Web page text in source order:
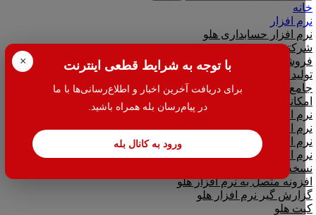
× با توجه به شرایط قطعی اینترنت
برای دریافت آخرین اخبار و اطلاع‌رسانی‌ها با ما
در پیام‌رسان بله همراه باشید.
ورود به کانال بله
خانه
نرم افزار
نرم افزار حسابداری هلو
شرکتی
فروشگاهی
تولیدی
جامع و صنعتی
امکانات افزودنی ( کیت های عمومی )
نرم افزار حسابداری اسپاد
نرم افزارهای مشاغل
نرم افزار تحت وب|بدکا
نرم افزار CRM|لینک به هلو
نسخه آموزشی حسابداری هلو
افزونه متصل به نرم افزار هلو
گزارش گیر نرم افزار هلو
کیت هلو